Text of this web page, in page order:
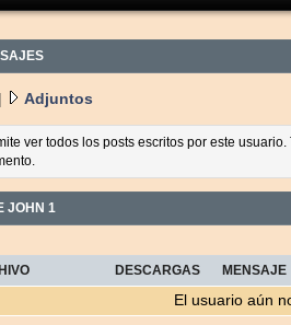
| Adjuntos
ver todos los posts escritos por este
JOHN 1
DESCARGAS MENSAJE
El usuario aún